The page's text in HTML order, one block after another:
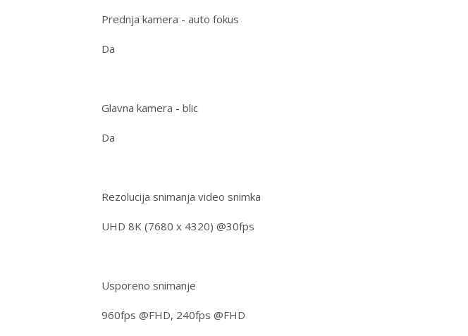
Prednja kamera - auto fokus
Da
Glavna kamera - blic
Da
Rezolucija snimanja video snimka
UHD 8K (7680 x 4320) @30fps
Usporeno snimanje
960fps @FHD, 240fps @FHD